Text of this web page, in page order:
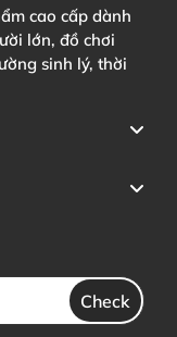
cao cấp dành
lớn, đồ chơi
sinh lý, thời
Check